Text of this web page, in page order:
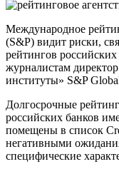
Международное
(S&P) видит риски,
рейтингов
журналистам
институты» S&P
Долгосрочные
российских банков
помещены в список
негативными
специфические